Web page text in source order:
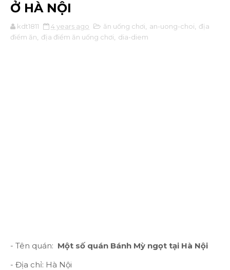
Ở HÀ NỘI
kdt1811 4 years ago ăn uống chơi an-uong-choi
địa
điểm ăn
địa điểm ăn uống chơi dia-diem
- Tên quán: Một số quán Bánh Mỳ ngọt tại Hà Nội
- Địa chỉ: Hà Nội